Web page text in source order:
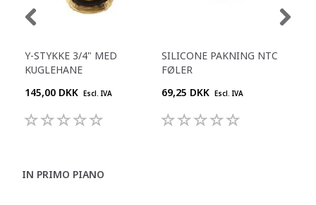
Y-STYKKE 3/4" MED
KUGLEHANE
145,00 DKK Escl. IVA
SILICONE PAKNING NTC
FØLER
69,25 DKK Escl. IVA
IN PRIMO PIANO